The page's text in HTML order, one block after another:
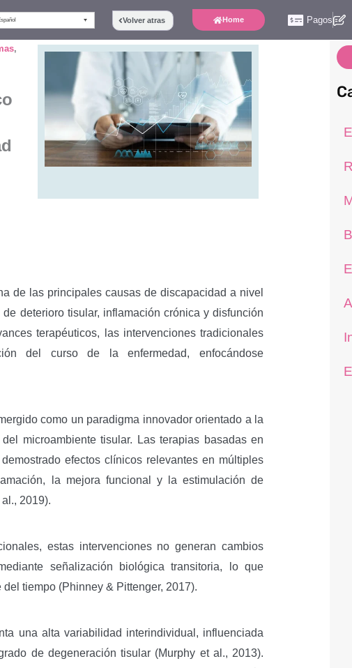
Volver atras Home Pagos
,
de las principales causas de discapacidad a nivel
deterioro tisular, inflamación crónica y disfunción
terapéuticos, las intervenciones tradicionales
del curso de la enfermedad, enfocándose
como un paradigma innovador orientado a la
microambiente tisular. Las terapias basadas en
efectos clínicos relevantes en múltiples
la mejora funcional y la estimulación de
2019).
estas intervenciones no generan cambios
señalización biológica transitoria, lo que
tiempo (Phinney & Pittenger, 2017).
una alta variabilidad interindividual, influenciada
de degeneración tisular (Murphy et al., 2013).